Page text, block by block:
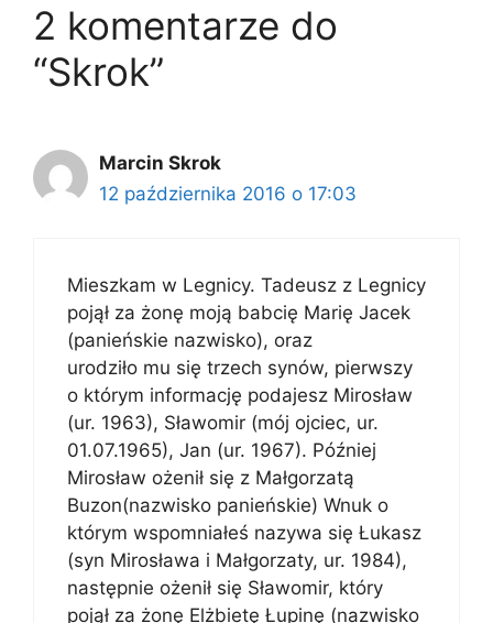
2 komentarze do
“Skrok”
Marcin Skrok
12 października 2016 o 17:03
Mieszkam w Legnicy. Tadeusz z Legnicy
pojął za żonę moją babcię Marię Jacek
(panieńskie nazwisko), oraz
urodziło mu się trzech synów, pierwszy
o którym informację podajesz Mirosław
(ur. 1963), Sławomir (mój ojciec, ur.
01.07.1965), Jan (ur. 1967). Później
Mirosław ożenił się z Małgorzatą
Buzon(nazwisko panieńskie) Wnuk o
którym wspomniałeś nazywa się Łukasz
(syn Mirosława i Małgorzaty, ur. 1984),
następnie ożenił się Sławomir, który
pojął za żonę Elżbietę Łupinę (nazwisko